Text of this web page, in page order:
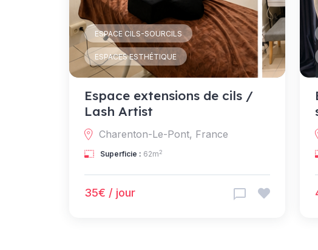
ESPACE CILS-SOURCILS
ESPACES ESTHÉTIQUE
Espace extensions de cils /
Lash Artist
Charenton-Le-Pont, France
Superficie : 62m2
35€ / jour